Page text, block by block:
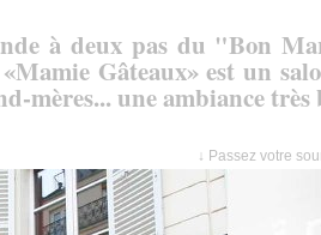
à deux pas du "Bon
Gâteaux» est un
mères... une ambiance très
↓ Passez votre